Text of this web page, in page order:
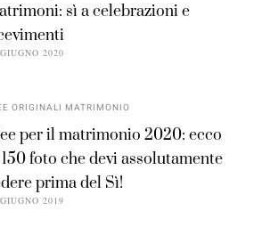
sì a celebrazioni e
2020
ORIGINALI MATRIMONIO
per il matrimonio 2020: ecco
foto che devi assolutamente
prima del Sì!
2019